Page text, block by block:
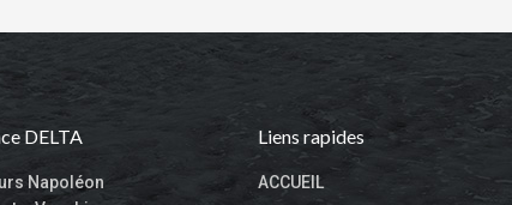
DELTA
Napoléon
Liens rapides
ACCUEIL